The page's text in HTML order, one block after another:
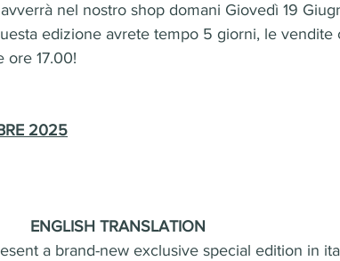
nel nostro shop domani Giovedì 19
edizione avrete tempo 5 giorni, le vendite
ore 17.00!
2025
ENGLISH TRANSLATION
a brand-new exclusive special edition in